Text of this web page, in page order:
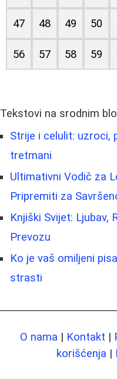
47 48 49 50
56 57 58 59
Tekstovi na srodnim
Strije i celulit: uzroci,
tretmani
Ultimativni Vodič za
Pripremiti za
Knjiški Svijet: Ljubav,
Prevozu
Ko je vaš omiljeni
strasti
O nama | Kontakt |
korišćenja |